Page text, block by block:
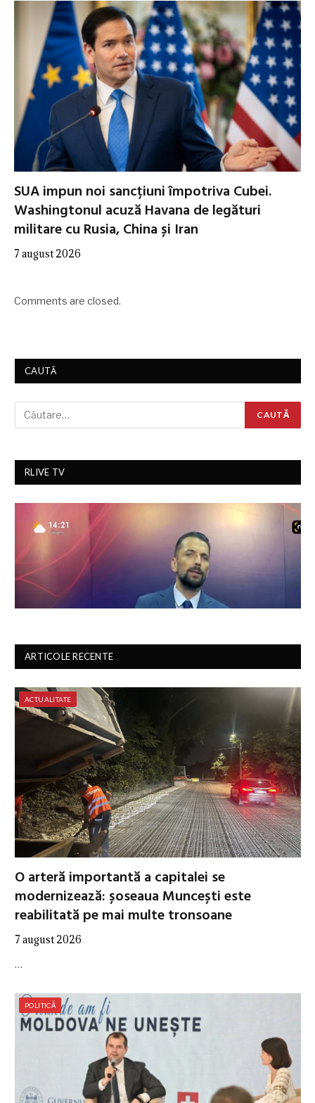
SUA impun noi sancțiuni împotriva Cubei.
Washingtonul acuză Havana de legături
militare cu Rusia, China și Iran
7 august 2026
Comments are closed.
CAUTĂ
RLIVE TV
ARTICOLE RECENTE
ACTUALITATE
O arteră importantă a capitalei se
modernizează: șoseaua Muncești este
reabilitată pe mai multe tronsoane
7 august 2026
…
POLITICĂ